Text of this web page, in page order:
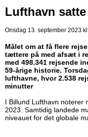
Lufthavn
Onsdag 13. september 2023
Målet om at få flere
tættere på med afsæt i
med 498.341 rejsende
59-årige historie.
lufthavne, hvor 2.538
minutter
I Billund Lufthavn noterer
2023. Samtidig landede
niveauet for det globale